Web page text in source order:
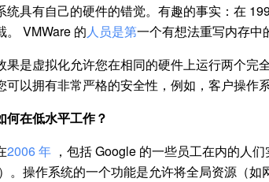
统具有自己的硬件的错觉。有趣的事实：在
。 VMWare 的人员是第一个有想法重写内存中
果是虚拟化允许您在相同的硬件上运行两个完
可以拥有非常严格的安全性，例如，客户操作
何在低水平工作？
2006 年 ，包括 Google 的一些员工在内的人
）。操作系统的一个功能是允许将全局资源（